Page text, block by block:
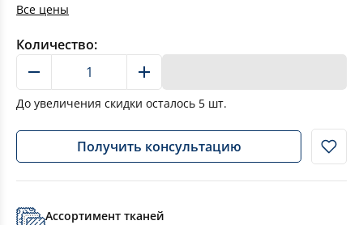
Все цены
Количество:
До увеличения скидки осталось 5 шт.
Получить консультацию
Ассортимент тканей